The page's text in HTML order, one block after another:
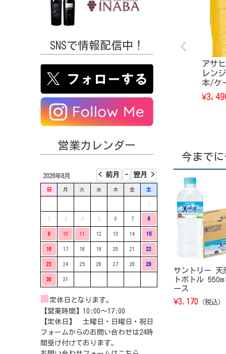
SNSで情報配信中！
営業カレンダー
2026年8月
日 月 火 水 木 金 土
1
2 3 4 5 6 7 8
9 10 11 12 13 14 15
16 17 18 19 20 21 22
23 24 25 26 27 28 29
30 31
定休日となります。
【営業時間】10:00〜17:00
【定休日】 土曜日・日曜日・祝日
フォームからのお問い合わせは24時
間受け付けております。
アサ
レン
本/ケ
¥
今まで
サントリー 天
トボトル
ース
¥3,170 （税込）